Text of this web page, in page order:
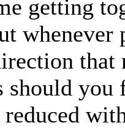
getting
that
should